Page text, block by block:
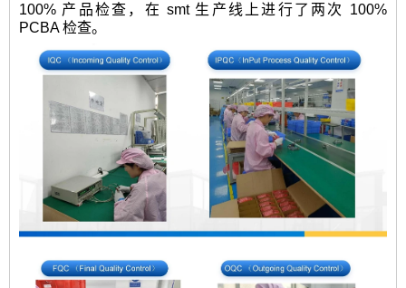
100% 产品检查，在 smt 生产线上进行了两次 100%
PCBA 检查。